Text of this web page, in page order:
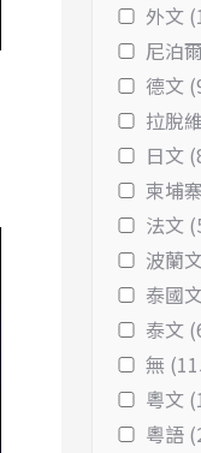
外文
尼泊
德文
拉脫
日文
柬埔
法文
波蘭
泰國
泰文
無
粵文
粵語